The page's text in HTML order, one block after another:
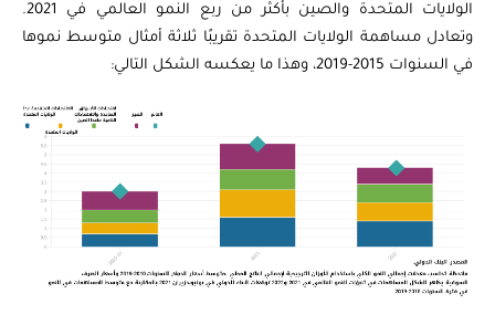
الولايات المتحدة والصين بأكثر من ربع النمو العالمي في 2021.
وتعادل مساهمة الولايات المتحدة تقريبًا ثلاثة أمثال متوسط نموها
في السنوات 2015-2019، وهذا ما يعكسه الشكل التالي: